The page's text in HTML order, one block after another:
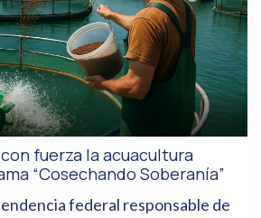
fuerza la acuacultura
“Cosechando Soberanía”
federal responsable de